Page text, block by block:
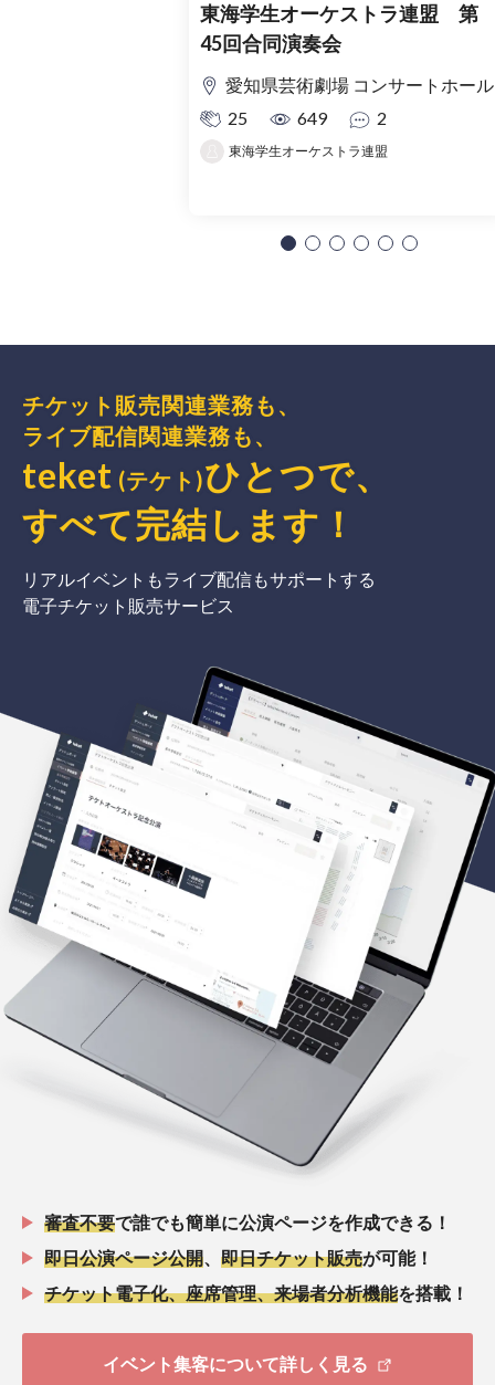
東海学生オーケストラ連盟 第
45回合同演奏会
愛知県芸術劇場 コンサートホール
25
649 2
東海学生オーケストラ連盟
チケット販売関連業務も、
ライブ配信関連業務も、
teket (テケト)ひとつで、
すべて完結 します ！
リアルイベントもライブ配信もサポートする
電子チケット販売サービス
審査不要で誰でも簡単に公演ページを作成できる！
即日公演ページ公開
即日チケット販売が可能！
チケット電子化、座席管理、来場者分析機能を搭載！
イベント集客について詳しく見る